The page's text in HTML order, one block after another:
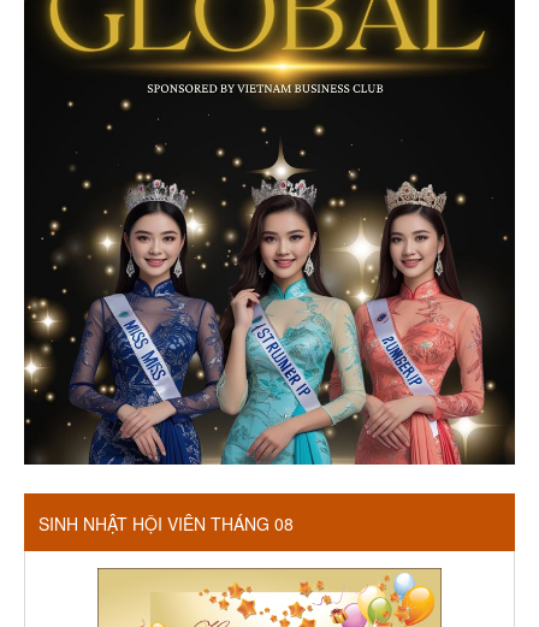
SINH NHẬT HỘI VIÊN THÁNG 08